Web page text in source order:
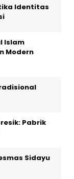
Identitas
Islam
Modern
Pabrik
Sidayu